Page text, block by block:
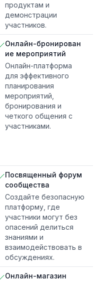
продуктам и
демонстрации
участников.
Онлайн-бронирован
ие мероприятий
Онлайн-платформа
для эффективного
планирования
мероприятий,
бронирования и
четкого общения с
участниками.
Посвященный форум
сообщества
Создайте безопасную
платформу, где
участники могут без
опасений делиться
знаниями и
взаимодействовать в
обсуждениях.
Онлайн-магазин